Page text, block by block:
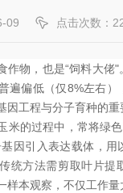
09 点击次数：
作物，也是“饲料大佬"
遍偏低（仅8%左右）
因工程与分子育种的
米的过程中，常将绿
因引入表达载体，用
统方法需剪取叶片提
样本观察，不仅工作